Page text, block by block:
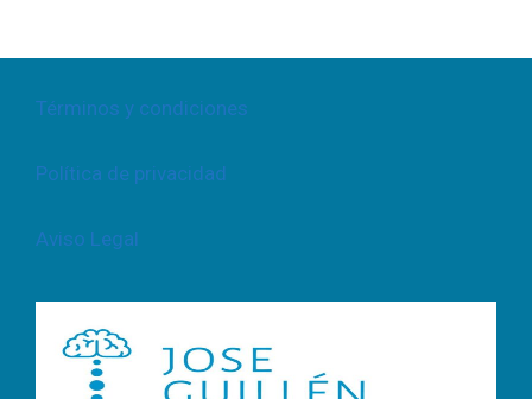
Términos y condiciones
Política de privacidad
Aviso Legal